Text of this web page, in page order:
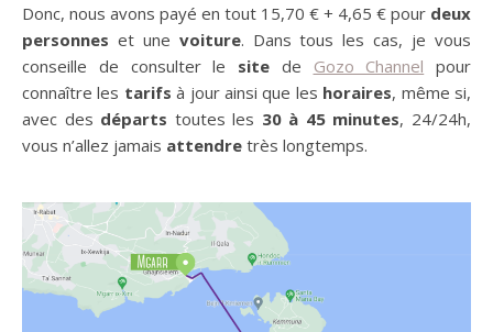
Donc, nous avons payé en tout 15,70 € + 4,65 € pour deux
personnes et une voiture. Dans tous les cas, je vous
conseille de consulter le site de Gozo Channel pour
connaître les tarifs à jour ainsi que les horaires, même si,
avec des départs toutes les 30 à 45 minutes, 24/24h,
vous n’allez jamais attendre très longtemps.